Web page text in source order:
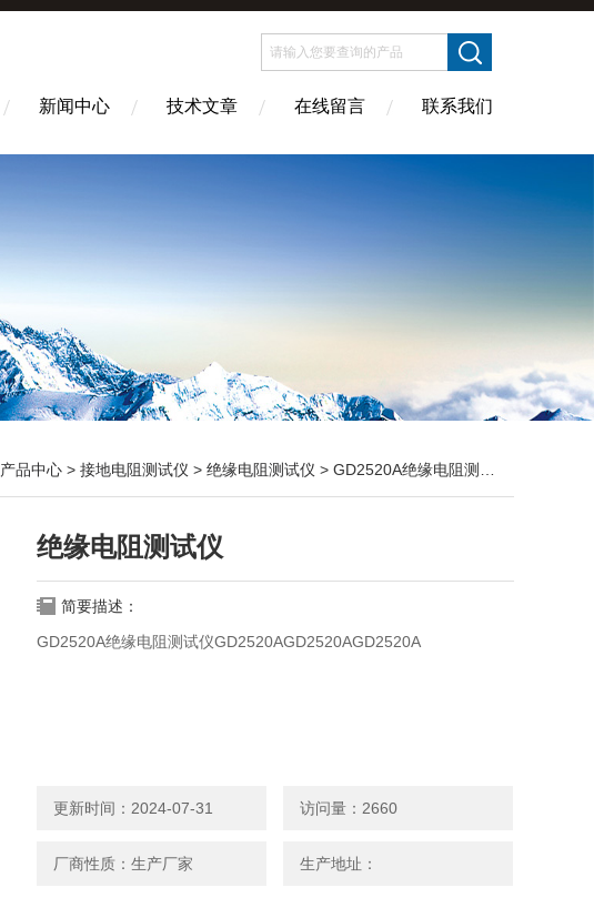
新闻中心 技术文章 在线留言 联系我们
产品中心 > 接地电阻测试仪 > 绝缘电阻测试仪 > GD2520A绝缘电阻测试仪
绝缘电阻测试仪
简要描述：
GD2520A绝缘电阻测试仪GD2520AGD2520AGD2520A
更新时间：2024-07-31 访问量：2660
厂商性质：生产厂家 生产地址：